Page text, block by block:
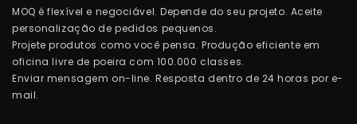
MOQ é flexível e negociável. Depende do seu projeto. Aceite
personalização de pedidos pequenos.
Projete produtos como você pensa. Produção eficiente em
oficina livre de poeira com 100.000 classes.
Enviar mensagem on-line. Resposta dentro de 24 horas por e-
mail.